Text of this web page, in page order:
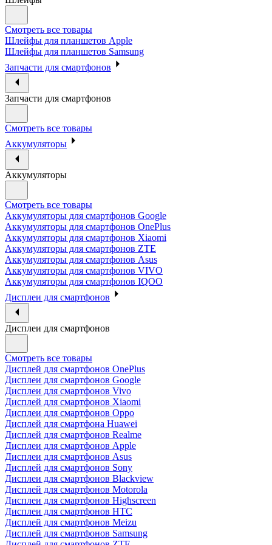
Смотреть все товары
Шлейфы для планшетов Apple
Шлейфы для планшетов Samsung
Запчасти для смартфонов
Запчасти для смартфонов
Смотреть все товары
Аккумуляторы
Аккумуляторы
Смотреть все товары
Аккумуляторы для смартфонов Google
Аккумуляторы для смартфонов OnePlus
Аккумуляторы для смартфонов Xiaomi
Аккумуляторы для смартфонов ZTE
Аккумуляторы для cмартфонов Asus
Аккумуляторы для смартфонов VIVO
Аккумуляторы для смартфонов IQOO
Дисплеи для смартфонов
Дисплеи для смартфонов
Смотреть все товары
Дисплей для смартфонов OnePlus
Дисплеи для смартфонов Google
Дисплеи для смартфонов Vivo
Дисплей для смартфонов Xiaomi
Дисплеи для смартфонов Oppo
Дисплей для смартфона Huawei
Дисплей для смартфонов Realme
Дисплеи для смартфонов Apple
Дисплеи для смартфонов Asus
Дисплей для смартфонов Sony
Дисплеи для смартфонов Blackview
Дисплей для смартфонов Motorola
Дисплеи для смартфонов Highscreen
Дисплеи для смартфонов HTC
Дисплей для смартфонов Meizu
Дисплей для смартфонов Samsung